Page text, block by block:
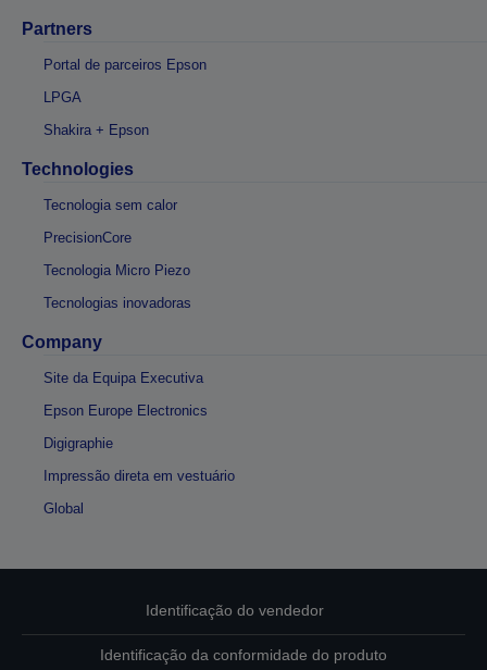
Partners
Portal de parceiros Epson
LPGA
Shakira + Epson
Technologies
Tecnologia sem calor
PrecisionCore
Tecnologia Micro Piezo
Tecnologias inovadoras
Company
Site da Equipa Executiva
Epson Europe Electronics
Digigraphie
Impressão direta em vestuário
Global
Identificação do vendedor
Identificação da conformidade do produto